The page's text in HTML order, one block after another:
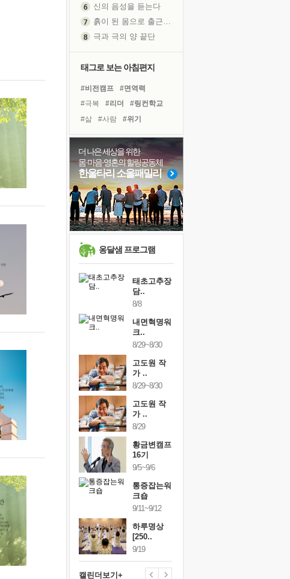
극과 극의 양 끝단
처음 손을 잡았던 날
보고 싶은 어머니
유년 시절의 부산 영도 바다
못된 꼰대들
거울 속의 나
희망이란
'모른다'는 것
영적 성장의 여정
태그로 보는 아침편지
#비전캠프
#면역력
#극복
#리더
#링컨학교
#삶
#사람
#위기
#유튜브
#명상
#경험
#나눔
#계획
#독서
#친구
#희망
#독서캠프
#다짐
#선택
#바이러스
#건강
더 나은 세상을 위한
몸·마음·영혼의 힐링공동체
한울타리 소울패밀리
옹달샘 프로그램
스..
10/17~10/18
10/30~10/31
내면혁명워
태초고추장
담..
8/8
내면혁명워
크..
8/29~8/30
고도원 작
가 ..
8/29~8/30
고도원 작
가 ..
8/29
황금변캠프
16기
9/5~9/6
통증잡는워
크숍
9/11~9/12
하루명상
[250..
9/19
캘린더보기+